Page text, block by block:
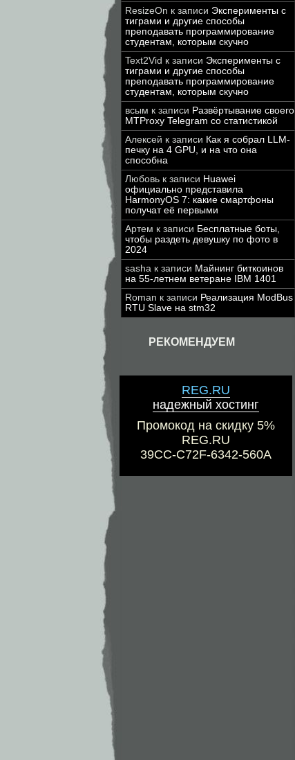
ResizeOn к записи Эксперименты с
тиграми и другие способы
преподавать программирование
студентам, которым скучно
Text2Vid к записи Эксперименты с
тиграми и другие способы
преподавать программирование
студентам, которым скучно
всым к записи Развёртывание своего
MTProxy Telegram со статистикой
Алексей к записи Как я собрал LLM-
печку на 4 GPU, и на что она
способна
Любовь к записи Huawei
официально представила
HarmonyOS 7: какие смартфоны
получат её первыми
Артем к записи Бесплатные боты,
чтобы раздеть девушку по фото в
2024
sasha к записи Майнинг биткоинов
на 55-летнем ветеране IBM 1401
Roman к записи Реализация ModBus
RTU Slave на stm32
РЕКОМЕНДУЕМ
REG.RU
надежный хостинг
Промокод на скидку 5%
REG.RU
39CC-C72F-6342-560A